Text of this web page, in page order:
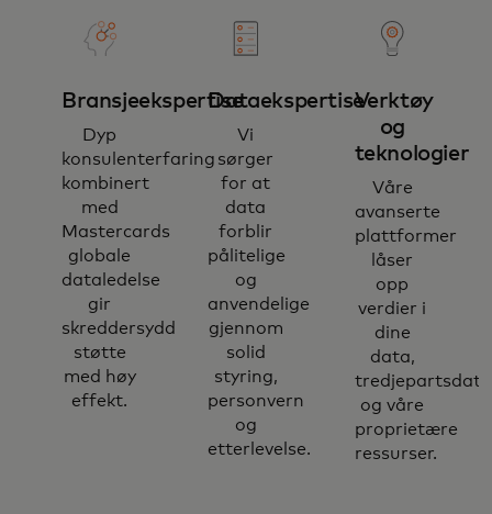
Bransjeekspertise
Dyp
konsulenterfaring
kombinert
med
Mastercards
globale
dataledelse
gir
skreddersydd
støtte
med høy
effekt.
Dataekspertise
Vi
sørger
for at
data
forblir
pålitelige
og
anvendelige
gjennom
solid
styring,
personvern
og
etterlevelse.
Verktøy
og
teknologier​
Våre
avanserte
plattformer
låser
opp
verdier i
dine
data,
tredjepartsdata
og våre
proprietære
ressurser.